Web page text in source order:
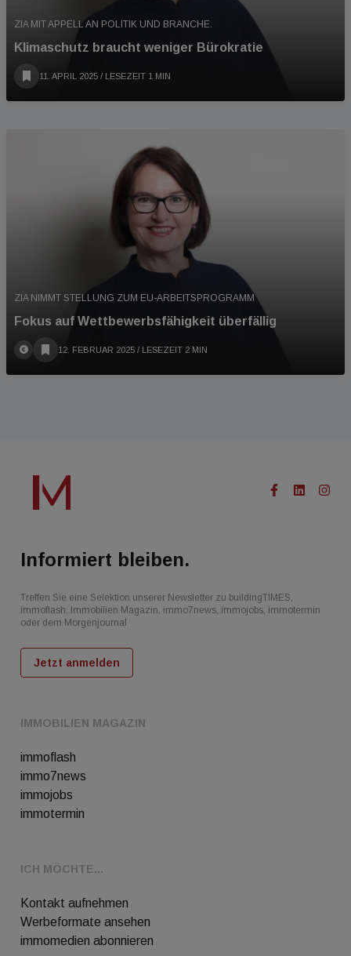
ZIA MIT APPELL AN POLITIK UND BRANCHE.
Klimaschutz braucht weniger Bürokratie
11. APRIL 2025 / LESEZEIT 1 MIN
ZIA NIMMT STELLUNG ZUM EU-ARBEITSPROGRAMM
Fokus auf Wettbewerbsfähigkeit überfällig
12. FEBRUAR 2025 / LESEZEIT 2 MIN
IMMOBILIEN MAGAZIN
immoflash
immo7news
immojobs
immotermin
ICH MÖCHTE...
Kontakt aufnehmen
Werbeformate ansehen
immomedien abonnieren
Informiert bleiben.
Treffen Sie eine Selektion unserer Newsletter zu buildingTIMES,
immoflash, Immobilien Magazin, immo7news, immojobs, immotermin
oder dem Morgenjournal
Jetzt anmelden